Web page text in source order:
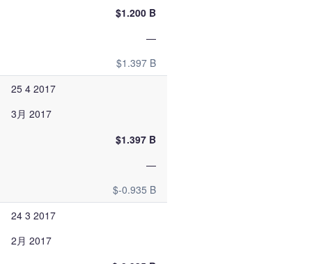
$1.200 B
—
$1.397 B
25 4 2017
3月 2017
$1.397 B
—
$-0.935 B
24 3 2017
2月 2017